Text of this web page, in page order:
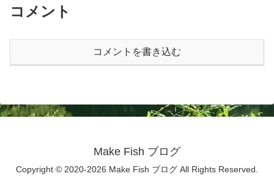
コメント
コメントを書き込む
Make Fish ブログ
Copyright © 2020-2026 Make Fish ブログ All Rights Reserved.